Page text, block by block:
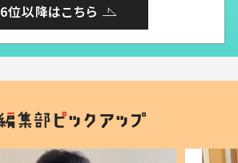
6位以降はこちら